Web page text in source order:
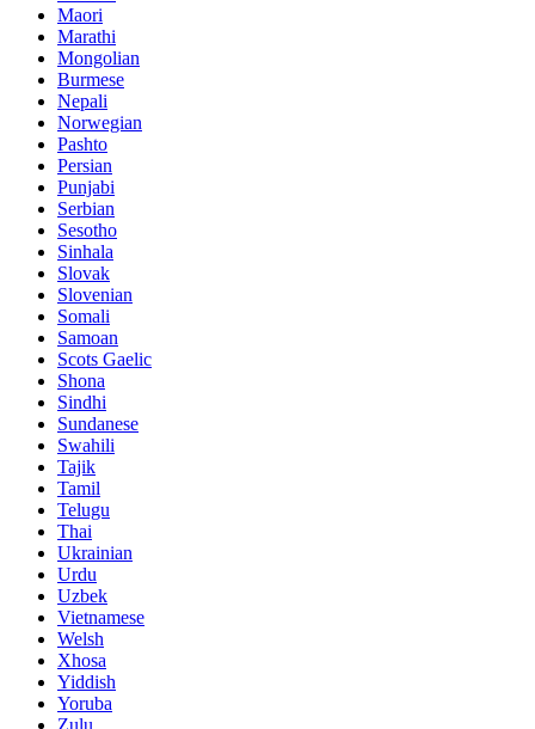
Maori
Marathi
Mongolian
Burmese
Nepali
Norwegian
Pashto
Persian
Punjabi
Serbian
Sesotho
Sinhala
Slovak
Slovenian
Somali
Samoan
Scots Gaelic
Shona
Sindhi
Sundanese
Swahili
Tajik
Tamil
Telugu
Thai
Ukrainian
Urdu
Uzbek
Vietnamese
Welsh
Xhosa
Yiddish
Yoruba
Zulu